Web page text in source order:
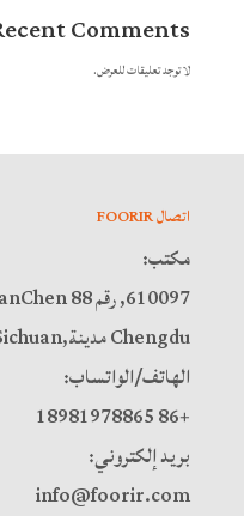
Comments
لا توجد تعليقات للعرض.
اتصال FOORIR
مكتب:
Chengdu مدينة,Sichuan مقاطعة، الصين
الهاتف/الواتساب:
+86 18981978865
بريد إلكتروني:
info@foorir.com